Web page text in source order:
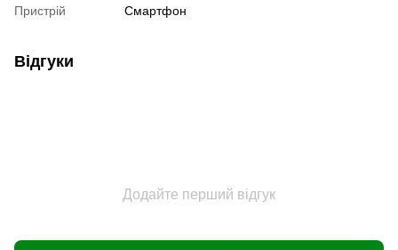
Пристрiй
Смартфон
Відгуки
Додайте перший відгук